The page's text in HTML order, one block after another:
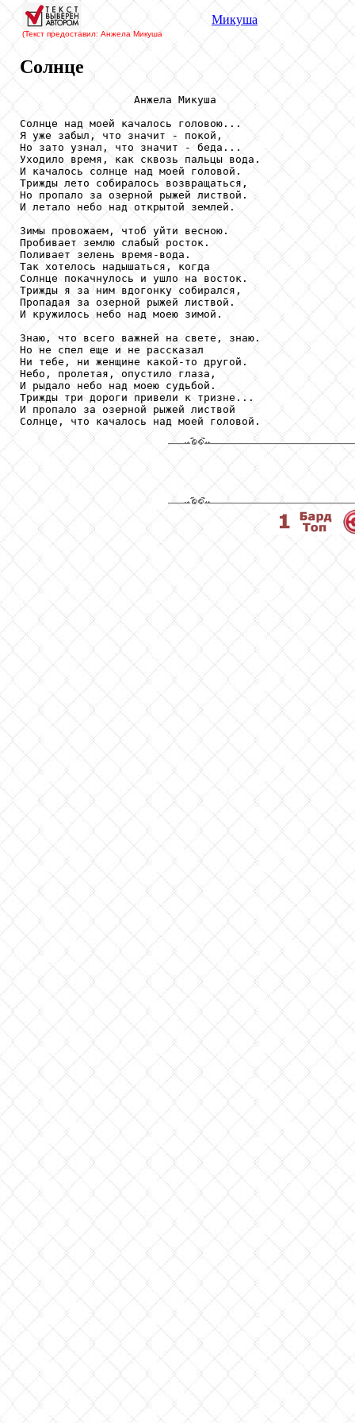
(Текст предоставил: Анжела Микуша
Микуша
Солнце
                  Анжела Микуша
Солнце над моей качалось головою...
Я уже забыл, что значит - покой,
Но зато узнал, что значит - беда...
Уходило время, как сквозь пальцы вода.
И качалось солнце над моей головой.
Трижды лето собиралось возвращаться,
Но пропало за озерной рыжей листвой.
И летало небо над открытой землей.
Зимы провожаем, чтоб уйти весною.
Пробивает землю слабый росток.
Поливает зелень время-вода.
Так хотелось надышаться, когда
Солнце покачнулось и ушло на восток.
Трижды я за ним вдогонку собирался,
Пропадая за озерной рыжей листвой.
И кружилось небо над моею зимой.
Знаю, что всего важней на свете, знаю.
Но не спел еще и не рассказал
Ни тебе, ни женщине какой-то другой.
Небо, пролетая, опустило глаза,
И рыдало небо над моею судьбой.
Трижды три дороги привели к тризне...
И пропало за озерной рыжей листвой
Солнце, что качалось над моей головой.